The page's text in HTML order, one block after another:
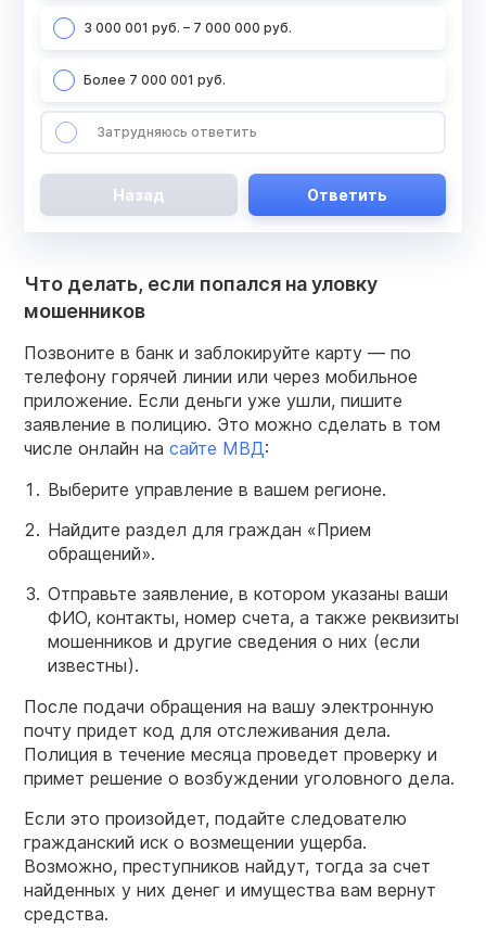
3 000 001 руб. – 7 000 000 руб.
Более 7 000 001 руб.
Затрудняюсь ответить
Назад Ответить
Что делать, если попался на уловку
мошенников
Позвоните в банк и заблокируйте карту — по
телефону горячей линии или через мобильное
приложение. Если деньги уже ушли, пишите
заявление в полицию. Это можно сделать в том
числе онлайн на сайте МВД:
Выберите управление в вашем регионе.
Найдите раздел для граждан «Прием
обращений».
Отправьте заявление, в котором указаны ваши
ФИО, контакты, номер счета, а также реквизиты
мошенников и другие сведения о них (если
известны).
После подачи обращения на вашу электронную
почту придет код для отслеживания дела.
Полиция в течение месяца проведет проверку и
примет решение о возбуждении уголовного дела.
Если это произойдет, подайте следователю
гражданский иск о возмещении ущерба.
Возможно, преступников найдут, тогда за счет
найденных у них денег и имущества вам вернут
средства.